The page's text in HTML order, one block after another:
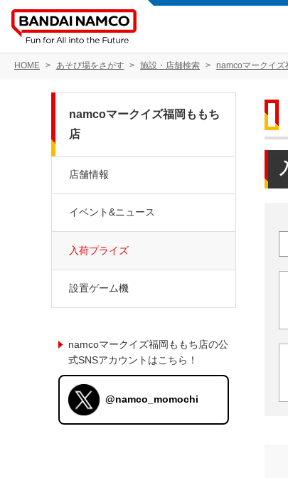
HOME あそび場をさがす 施設・店舗検索 namcoマークイズ
namcoマークイズ福岡ももち
店
店舗情報
イベント&ニュース
入荷プライズ
設置ゲーム機
namcoマークイズ福岡ももち店の公
式SNSアカウントはこちら！
@namco_momochi